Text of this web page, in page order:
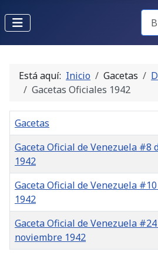
Está aquí: Inicio Gacetas
Gacetas Oficiales 1942
Gacetas
Gaceta Oficial de Venezuela #8
1942
Gaceta Oficial de Venezuela
1942
Gaceta Oficial de Venezuela
noviembre 1942